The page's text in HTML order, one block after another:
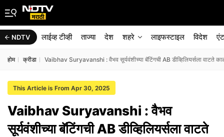
NDTV लाईव्ह टीव्ही ताज्या देश शहरे लाइफस्टाइल विदेश
होम क्रीडा Vaibhav Suryavanshi : वैभव सूर्यवंशीच्या बॅटिंगची AB डीव्हिलियर्सला वाटते
This Article is From Apr 30, 2025
Vaibhav Suryavanshi : वैभव
सूर्यवंशीच्या बॅटिंगची AB डीव्हिलियर्सला वाटते